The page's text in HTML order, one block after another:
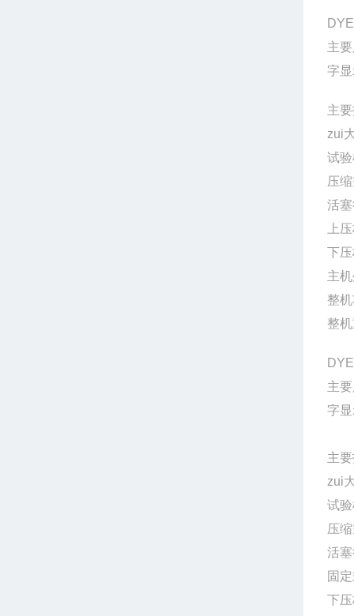
主
字
主
zui
试
压
活
上
下
主
整
整
主
字
主
zui
试
压
活
固
下